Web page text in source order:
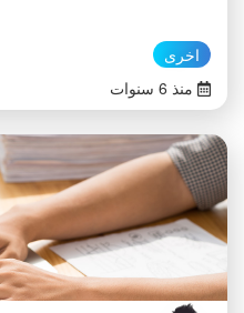
اخرى
منذ 6 سنوات